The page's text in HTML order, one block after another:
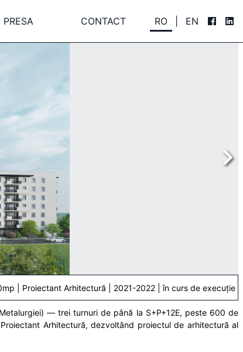
PRESA CONTACT RO EN
| Proiectant Arhitectură | 2021-2022 | în curs de execuție
— trei turnuri de până la S+P+12E, peste 600 de
Arhitectură, dezvoltând proiectul de arhitectură al